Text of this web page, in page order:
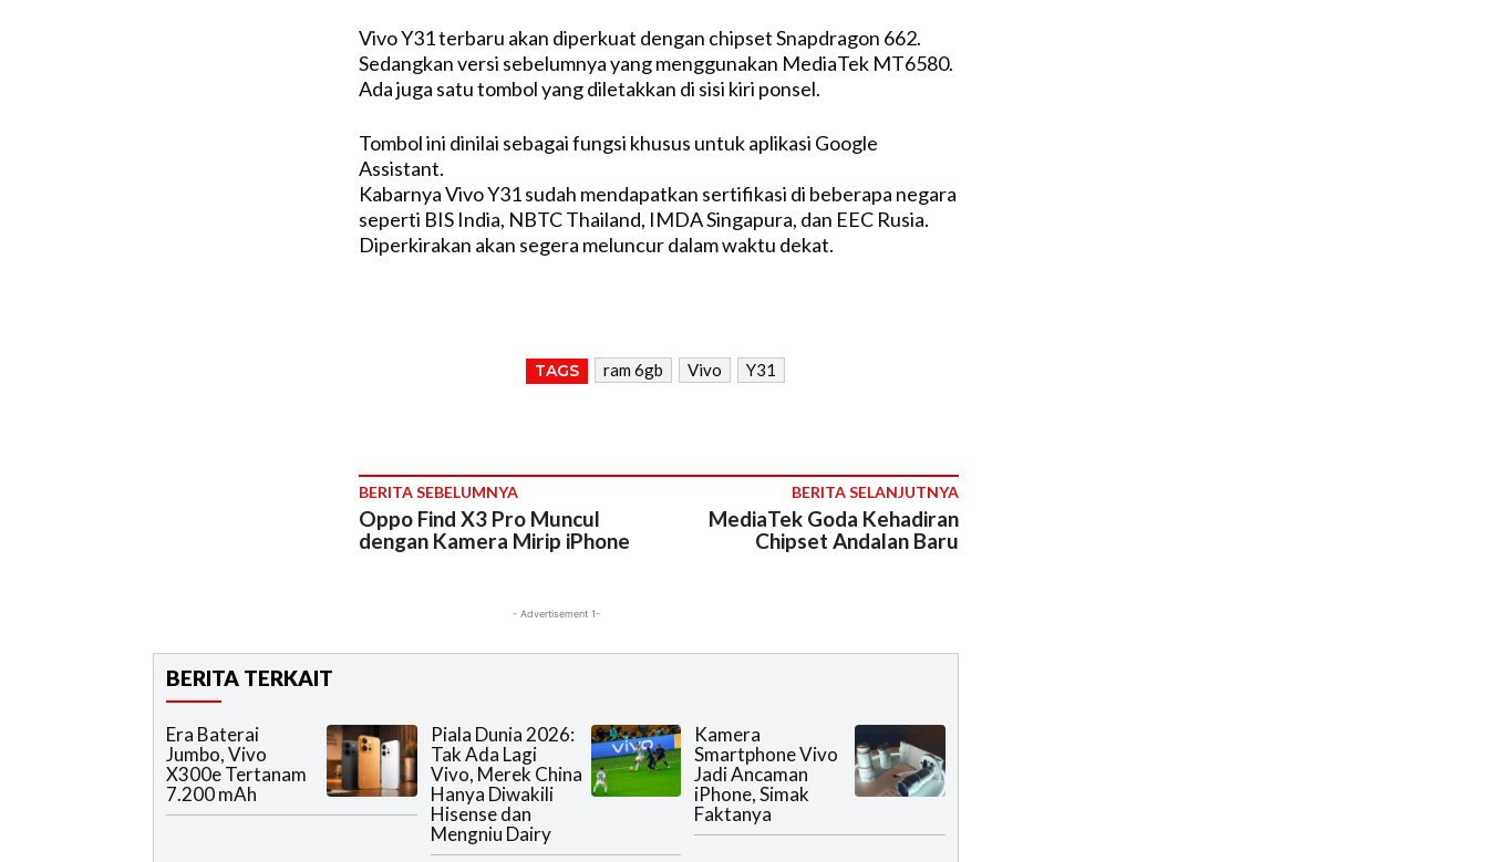
Vivo Y31 terbaru akan diperkuat dengan chipset Snapdragon 662.
Sedangkan versi sebelumnya yang menggunakan MediaTek MT6580.
Ada juga satu tombol yang diletakkan di sisi kiri ponsel.
Tombol ini dinilai sebagai fungsi khusus untuk aplikasi Google
Assistant.
Kabarnya Vivo Y31 sudah mendapatkan sertifikasi di beberapa negara
seperti BIS India, NBTC Thailand, IMDA Singapura, dan EEC Rusia.
Diperkirakan akan segera meluncur dalam waktu dekat.
TAGS ram 6gb Vivo Y31
BERITA SEBELUMNYA
Oppo Find X3 Pro Muncul
dengan Kamera Mirip iPhone
BERITA SELANJUTNYA
MediaTek Goda Kehadiran
Chipset Andalan Baru
- Advertisement 1-
BERITA TERKAIT
Era Baterai
Jumbo, Vivo
X300e Tertanam
7.200 mAh
Piala Dunia 2026:
Tak Ada Lagi
Vivo, Merek China
Hanya Diwakili
Hisense dan
Mengniu Dairy
Kamera
Smartphone Vivo
Jadi Ancaman
iPhone, Simak
Faktanya